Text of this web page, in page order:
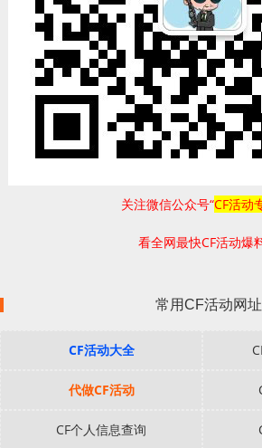
关注微信公众号“CF活动
看全网最快CF活动爆
常用CF活动网址
CF活动大全
代做CF活动
CF个人信息查询